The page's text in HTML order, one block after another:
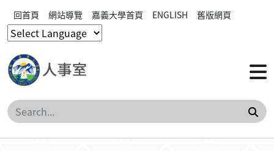
回首頁 網站導覽 嘉義大學首頁 ENGLISH 舊版網頁
搜